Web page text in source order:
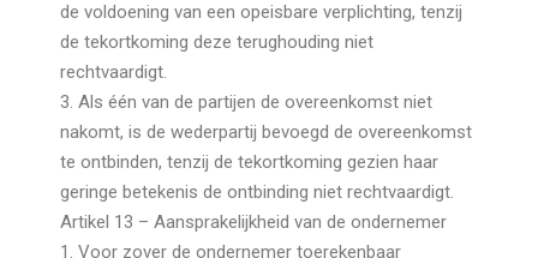
de voldoening van een opeisbare verplichting, tenzij
de tekortkoming deze terughouding niet
rechtvaardigt.
3. Als één van de partijen de overeenkomst niet
nakomt, is de wederpartij bevoegd de overeenkomst
te ontbinden, tenzij de tekortkoming gezien haar
geringe betekenis de ontbinding niet rechtvaardigt.
Artikel 13 – Aansprakelijkheid van de ondernemer
1. Voor zover de ondernemer toerekenbaar